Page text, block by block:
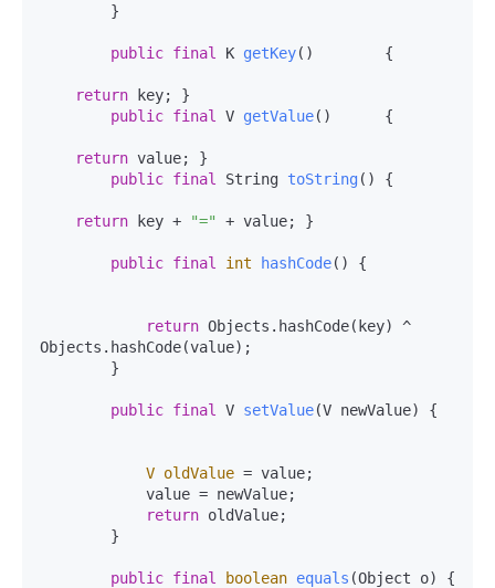
public final K getKey()
        {
return key; }
public final V getValue()
      {
return value; }
public final String toString () {
return key + "=" + value; }
public final int hashCode() {
return Objects.hashCode(key) ^
Objects.hashCode(value);
public final V setValue(V newValue) {
V oldValue = value;
return oldValue;
public final boolean equals (Object o) {